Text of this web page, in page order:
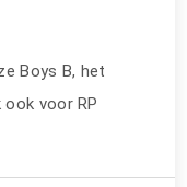
Boys B, het
voor RP